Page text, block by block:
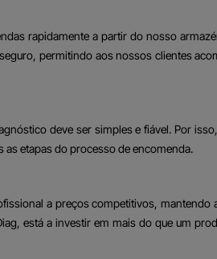
rapidamente a partir do nosso
permitindo aos nossos clientes
deve ser simples e fiável. Por
etapas do processo de encomenda.
a preços competitivos, mantendo
está a investir em mais do que um